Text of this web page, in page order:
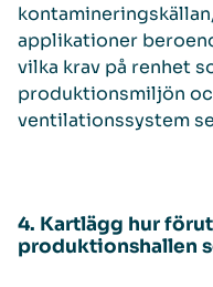
applikationer
vilka krav på renhet
produktionsmiljön
ventilationssystem
4. Kartlägg hur
produktionshallen